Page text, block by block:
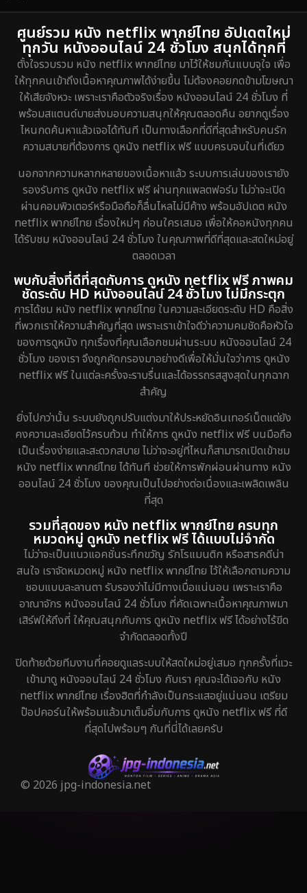
ศูนย์รวม หนัง netflix พากย์ไทย อัปเดตใหม่
ทุกวัน หนังออนไลน์ 24 ชั่วโมง สนุกได้ทุกที่
ตั้งใจรวบรวม หนัง netflix พากย์ไทย มาไว้ให้ชมกันแบบจุใจ เพื่อ
ให้ทุกคนเข้าถึงเนื้อหาคุณภาพได้ง่ายขึ้น ไม่ต้องคอยกดข้ามโฆษณา
ให้เสียจังหวะ เพราะเราคือตัวจริงเรื่อง หนังออนไลน์ 24 ชั่วโมง ที่
พร้อมสแตนด์บายส่งมอบความสนุกให้คุณตลอดคืน อยากดูเรื่อง
ไหนกดค้นหาแล้วเจอได้ทันที เป็นทางเลือกที่ดีที่สุดสำหรับคนรัก
ความสบายที่ต้องการ ดูหนัง netflix ฟรี แบบครบจบในที่เดียว
นอกจากความหลากหลายของเนื้อหาแล้ว ระบบการเล่นของเรายัง
รองรับการ ดูหนัง netflix ฟรี ผ่านทุกแพลตฟอร์ม ไม่ว่าจะเปิด
ผ่านคอมพิวเตอร์หรือมือถือก็ลื่นไหลไม่มีค้าง พร้อมอัปเดต หนัง
netflix พากย์ไทย เรื่องใหม่ๆ ก่อนใครเสมอ เพื่อให้คอหนังทุกคน
ได้รับชม หนังออนไลน์ 24 ชั่วโมง ในคุณภาพที่ดีที่สุดและสดใหม่อยู่
ตลอดเวลา
พบกับสิ่งที่ดีที่สุดกับการ ดูหนัง netflix ฟรี ภาพคม
ชัดระดับ HD หนังออนไลน์ 24 ชั่วโมง ไม่มีกระตุก
การได้ชม หนัง netflix พากย์ไทย ในความละเอียดระดับ HD คือสิ่ง
ที่พวกเราให้ความสำคัญที่สุด เพราะเราเข้าใจดีว่าความคมชัดคือหัวใจ
ของการดูหนัง ทุกเรื่องที่คุณเลือกชมผ่านระบบ หนังออนไลน์ 24
ชั่วโมง ของเรา จึงถูกคัดกรองมาอย่างดีเพื่อให้มั่นใจว่าการ ดูหนัง
netflix ฟรี ในแต่ละครั้งจะราบรื่นและได้อรรถรสสูงสุดในทุกฉาก
สำคัญ
ยิ่งไปกว่านั้น ระบบยังถูกปรับแต่งมาให้ประหยัดอินเทอร์เน็ตแต่ยัง
คงความละเอียดไว้ครบถ้วน ทำให้การ ดูหนัง netflix ฟรี บนมือถือ
เป็นเรื่องง่ายและสะดวกสบาย ไม่ว่าจะอยู่ที่ไหนก็สามารถเปิดเข้าชม
หนัง netflix พากย์ไทย ได้ทันที ช่วยให้การพักผ่อนผ่านทาง หนัง
ออนไลน์ 24 ชั่วโมง ของคุณเป็นไปอย่างต่อเนื่องและเพลิดเพลิน
ที่สุด
รวมที่สุดของ หนัง netflix พากย์ไทย ครบทุก
หมวดหมู่ ดูหนัง netflix ฟรี ได้แบบไม่จำกัด
ไม่ว่าจะเป็นแนวแอคชั่นระทึกขวัญ รักโรแมนติก หรือสารคดีน่า
สนใจ เราจัดหมวดหมู่ หนัง netflix พากย์ไทย ไว้ให้เลือกตามความ
ชอบแบบละลานตา รับรองว่าไม่มีทางเบื่อแน่นอน เพราะเราคือ
อาณาจักร หนังออนไลน์ 24 ชั่วโมง ที่คัดเฉพาะเนื้อหาคุณภาพมา
เสิร์ฟให้ถึงที่ ให้คุณสนุกกับการ ดูหนัง netflix ฟรี ได้อย่างไร้ขีด
จำกัดตลอดทั้งปี
ปิดท้ายด้วยทีมงานที่คอยดูแลระบบให้สดใหม่อยู่เสมอ ทุกครั้งที่แวะ
เข้ามาดู หนังออนไลน์ 24 ชั่วโมง กับเรา คุณจะได้เจอกับ หนัง
netflix พากย์ไทย เรื่องฮิตที่กำลังเป็นกระแสอยู่แน่นอน เตรียม
ป๊อปคอร์นให้พร้อมแล้วมาเต็มอิ่มกับการ ดูหนัง netflix ฟรี ที่ดี
ที่สุดไปพร้อมๆ กันที่นี่ได้เลยครับ
© 2026 jpg-indonesia.net